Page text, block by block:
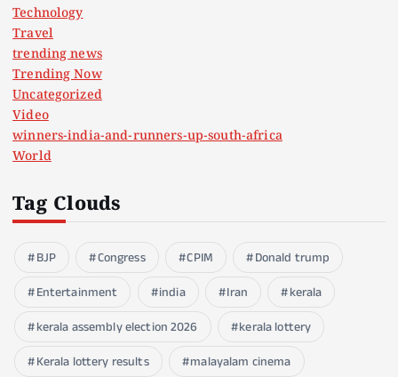
Technology
Travel
trending news
Trending Now
Uncategorized
Video
winners-india-and-runners-up-south-africa
World
Tag Clouds
BJP Congress CPIM
Donald trump
Entertainment
india Iran
kerala
kerala assembly election 2026
kerala lottery
Kerala lottery results
malayalam cinema